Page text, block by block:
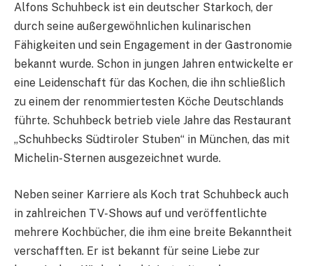
Alfons Schuhbeck ist ein deutscher Starkoch, der
durch seine außergewöhnlichen kulinarischen
Fähigkeiten und sein Engagement in der Gastronomie
bekannt wurde. Schon in jungen Jahren entwickelte er
eine Leidenschaft für das Kochen, die ihn schließlich
zu einem der renommiertesten Köche Deutschlands
führte. Schuhbeck betrieb viele Jahre das Restaurant
„Schuhbecks Südtiroler Stuben“ in München, das mit
Michelin-Sternen ausgezeichnet wurde.
Neben seiner Karriere als Koch trat Schuhbeck auch
in zahlreichen TV-Shows auf und veröffentlichte
mehrere Kochbücher, die ihm eine breite Bekanntheit
verschafften. Er ist bekannt für seine Liebe zur